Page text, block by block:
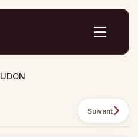
Suivant